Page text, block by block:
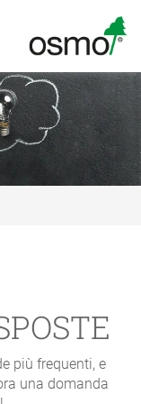
più frequenti, e
una domanda